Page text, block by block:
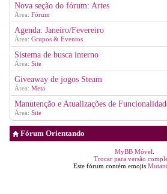
Nova seção do fórum: Artes
Área: Fórum
Agenda: Janeiro/Fevereiro
Área: Grupos & Eventos
Sistema de busca interno
Área: Site
Giveaway de jogos Steam
Área: Meta
Manutenção e Atualizações de
Área: Site
Fórum Orientando
MyBB Móvel
Trocar para versão
Este fórum contém emojis